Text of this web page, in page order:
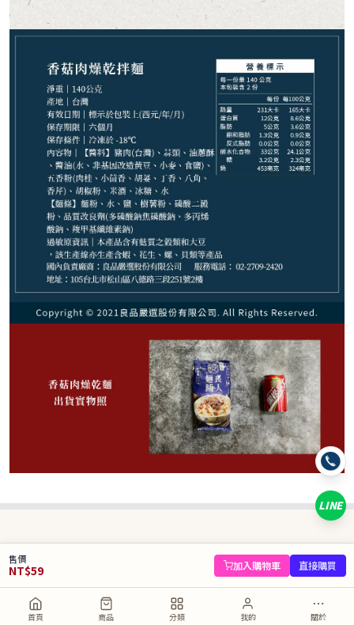
首頁 商品 分類 我的 關於
售價
NT$59 加入購物車 直接購買
59NT$ 88
− +
加入購物車 直接購買
LINE